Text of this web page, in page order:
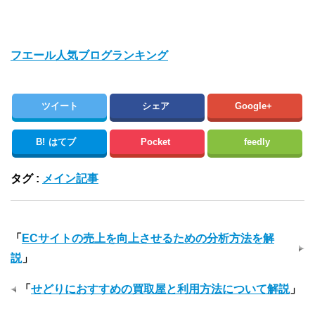
フエール人気ブログランキング
ツイート シェア Google+
B! はてブ Pocket feedly
タグ : メイン記事
「 ECサイトの売上を向上させるための分析方法を解
説」
「 せどりにおすすめの買取屋と利用方法について解説」